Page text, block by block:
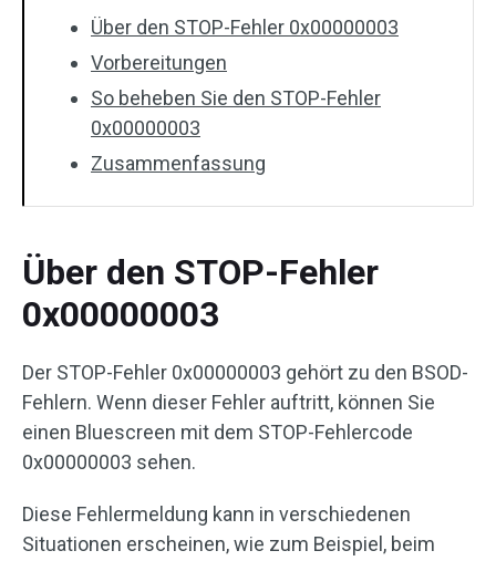
Über den STOP-Fehler 0x00000003
Vorbereitungen
So beheben Sie den STOP-Fehler
0x00000003
Zusammenfassung
Über den STOP-Fehler
0x00000003
Der STOP-Fehler 0x00000003 gehört zu den BSOD-
Fehlern. Wenn dieser Fehler auftritt, können Sie
einen Bluescreen mit dem STOP-Fehlercode
0x00000003 sehen.
Diese Fehlermeldung kann in verschiedenen
Situationen erscheinen, wie zum Beispiel, beim